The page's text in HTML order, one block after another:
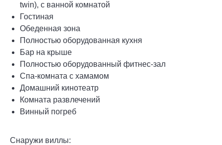
twin), с ванной комнатой
Гостиная
Обеденная зона
Полностью оборудованная кухня
Бар на крыше
Полностью оборудованный фитнес-зал
Спа-комната с хамамом
Домашний кинотеатр
Комната развлечений
Винный погреб
Снаружи виллы: